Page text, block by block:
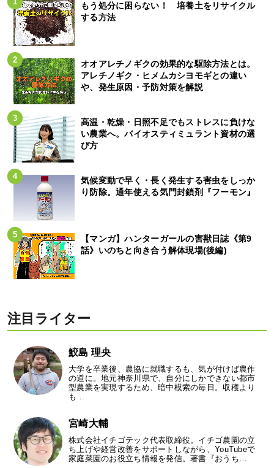
もう処分に困らない！ 培養土をリサイクル
する方法
オオアレチノギクの効果的な駆除方法とは。
アレチノギク・ヒメムカシヨモギとの違い
や、発生原因・予防対策を解説
高温・乾燥・日照不足でもストレスに負けな
い農業へ。バイオスティミュラント資材の選
び方
気候変動で早く・長く発生する害虫をしっか
り防除。通年使える気門封鎖剤『フーモン』
【マンガ】ハンターガールの害獣日誌《第9
話》いのちと向き合う解体現場(後編)
注目ライター
鮫島 理央
大学を卒業後、農協に就職するも、気が付けば農作
の道に。地元神奈川県で、自分にしかできない都市
型農業を実現するため、暗中模索の毎日。収穫より
も…
宮崎大輔
株式会社イチゴテック代表取締役。イチゴ農園の立
ち上げや経営改善をサポートしながら、YouTubeで
家庭菜園のお役立ち情報を発信。著書『おうち…